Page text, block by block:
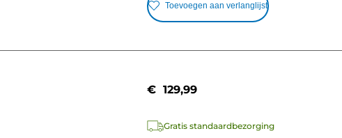
Toevoegen aan verlanglijst
€ 129,99
Gratis standaardbezorging